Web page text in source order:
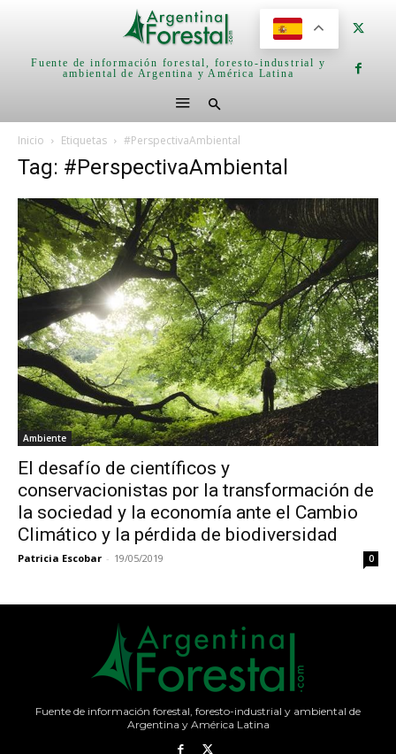
Fuente de información forestal, foresto-industrial y
ambiental de Argentina y América Latina
Inicio Etiquetas #PerspectivaAmbiental
Tag: #PerspectivaAmbiental
Ambiente
El desafío de científicos y
conservacionistas por la transformación de
la sociedad y la economía ante el Cambio
Climático y la pérdida de biodiversidad
Patricia Escobar - 19/05/2019 0
Fuente de información forestal, foresto-industrial y ambiental de
Argentina y América Latina